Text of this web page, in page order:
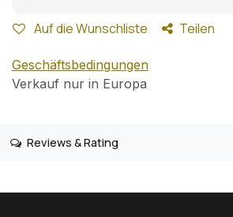
Auf die Wunschliste Teilen
Geschäftsbedingungen
Verkauf nur in Europa
Reviews & Rating